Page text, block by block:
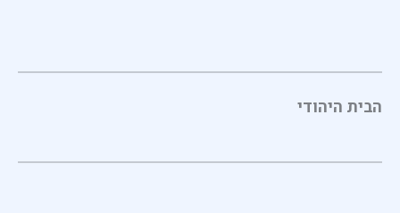
הבית היהודי